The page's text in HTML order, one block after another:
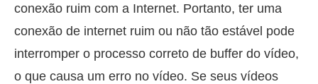
conexão ruim com a Internet. Portanto, ter uma
conexão de internet ruim ou não tão estável pode
interromper o processo correto de buffer do vídeo,
o que causa um erro no vídeo. Se seus vídeos